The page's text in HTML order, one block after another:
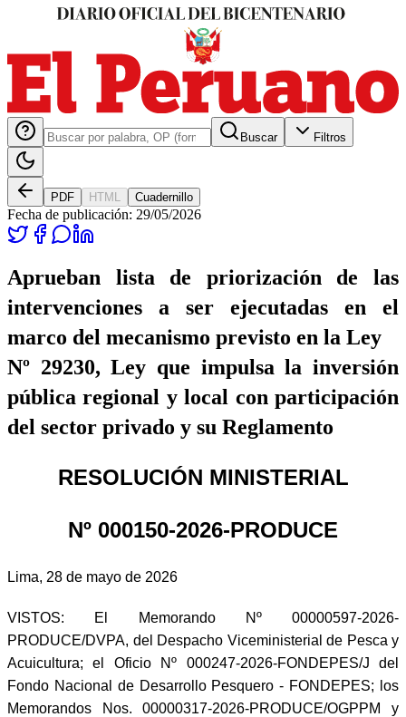
Buscar Filtros
PDF HTML Cuadernillo
Fecha de publicación: 29/05/2026
Aprueban lista de priorización de las
intervenciones a ser ejecutadas en el
marco del mecanismo previsto en la Ley
Nº 29230, Ley que impulsa la inversión
pública regional y local con participación
del sector privado y su Reglamento
RESOLUCIÓN MINISTERIAL
Nº 000150-2026-PRODUCE
Lima, 28 de mayo de 2026
VISTOS: El Memorando Nº 00000597-2026-
PRODUCE/DVPA, del Despacho Viceministerial de Pesca y
Acuicultura; el Oficio Nº 000247-2026-FONDEPES/J del
Fondo Nacional de Desarrollo Pesquero - FONDEPES; los
Memorandos Nos. 00000317-2026-PRODUCE/OGPPM y